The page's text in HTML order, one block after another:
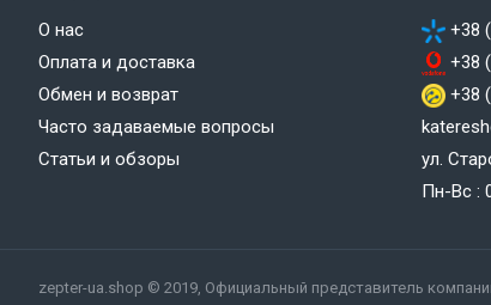
О нас
Оплата и доставка
Обмен и возврат
Часто задаваемые вопросы
Статьи и обзоры
+38
+38
+38
ул.
Пн-Вс :
zepter-ua.shop © 2019, Официальный представитель